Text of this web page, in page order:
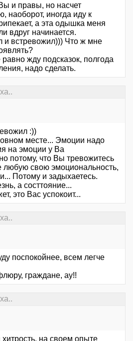
и правы, но насчет
наоборот, иногда иду к
а эта одышка меня
вдруг начинается.
и встревожил))) Что ж мне
жду подсказок, полгода
надо сделать.
:))
месте... Эмоции надо
на эмоции у Ва
потому, что Вы тревожитесь
любую свою эмоциональность,
Потому и задыхаетесь.
а состтояние...
это Вас успокоит...
поспокойнее, всем легче
граждане, ау!!
на своем опыте